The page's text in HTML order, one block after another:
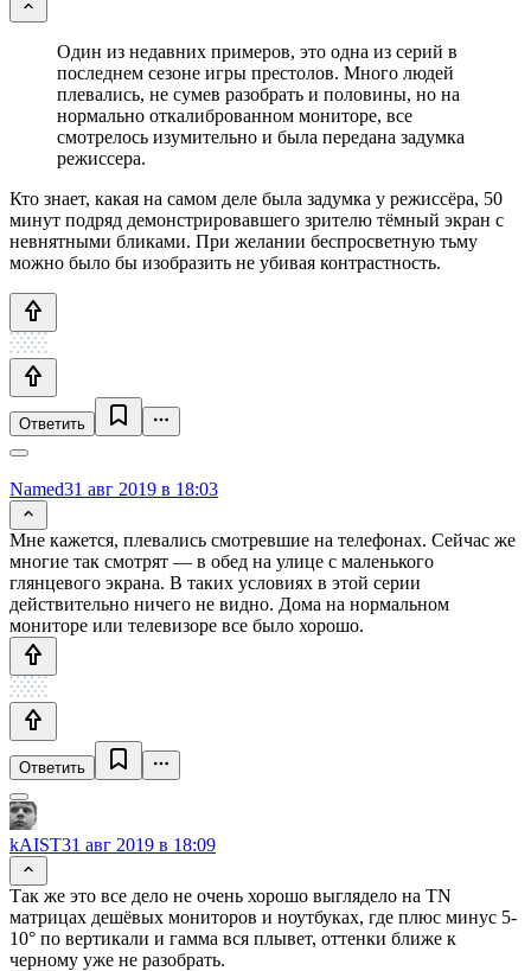
Один из недавних примеров, это одна из серий в
последнем сезоне игры престолов. Много людей
плевались, не сумев разобрать и половины, но на
нормально откалиброванном мониторе, все
смотрелось изумительно и была передана задумка
режиссера.
Кто знает, какая на самом деле была задумка у режиссёра, 50
минут подряд демонстрировавшего зрителю тёмный экран с
невнятными бликами. При желании беспросветную тьму
можно было бы изобразить не убивая контрастность.
Ответить
Named31 авг 2019 в 18:03
Мне кажется, плевались смотревшие на телефонах. Сейчас же
многие так смотрят — в обед на улице с маленького
глянцевого экрана. В таких условиях в этой серии
действительно ничего не видно. Дома на нормальном
мониторе или телевизоре все было хорошо.
Ответить
kAIST31 авг 2019 в 18:09
Так же это все дело не очень хорошо выглядело на TN
матрицах дешёвых мониторов и ноутбуках, где плюс минус 5-
10° по вертикали и гамма вся плывет, оттенки ближе к
черному уже не разобрать.